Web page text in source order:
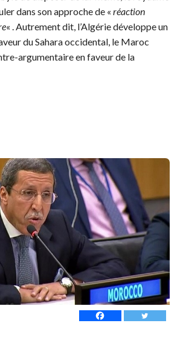
dans son approche de «réaction
« . Autrement dit, l’Algérie développe un
du Sahara occidental, le Maroc
argumentaire en faveur de la